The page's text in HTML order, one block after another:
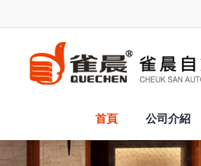
首頁 公司介紹